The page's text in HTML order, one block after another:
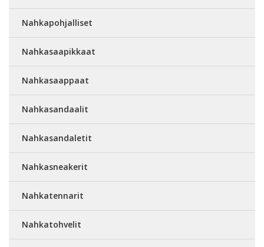
Nahkapohjalliset
Nahkasaapikkaat
Nahkasaappaat
Nahkasandaalit
Nahkasandaletit
Nahkasneakerit
Nahkatennarit
Nahkatohvelit